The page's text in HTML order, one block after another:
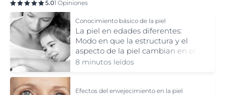
5.01 Opiniones
Conocimiento básico de la piel
La piel en edades diferentes:
Modo en que la estructura y el
aspecto de la piel cambian en el
trascurso de los años.
8 minutos leídos
Efectos del envejecimiento en la piel